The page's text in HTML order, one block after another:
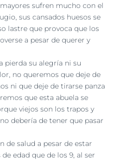
sufren mucho con el
sus cansados huesos se
lastre que provoca que los
a pesar de querer y
pierda su alegría ni su
no queremos que deje de
ni que deje de tirarse panza
que esta abuela se
viejos son los trapos y
debería de tener que pasar
de salud a pesar de estar
edad que de los 9, al ser